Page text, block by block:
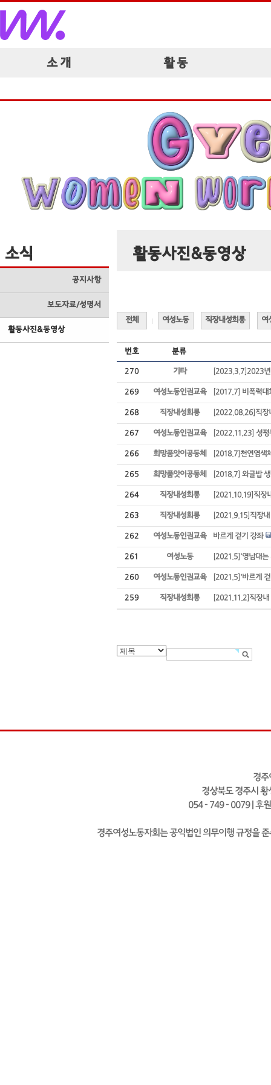
소 개 활 동
소식
공지사항
보도자료/성명서
활동사진&동영상
활동사진&동영상
전체 여성노동 직장내성희롱 여
번호 분류
270 기타 [2023.3.7]2023년
269 여성노동인권교육 [2017.7] 비폭력대
268 직장내성희롱 [2022.08.26]직장
267 여성노동인권교육 [2022.11.23] 성
266 희망품앗이공동체 [2018.7]천연염색
265 희망품앗이공동체 [2018.7] 와글밥
264 직장내성희롱 [2021.10.19]직장
263 직장내성희롱 [2021.9.15]직장
262 여성노동인권교육 바르게 걷기 강좌
261 여성노동 [2021.5]'영남대
260 여성노동인권교육 [2021.5]'바르게
259 직장내성희롱 [2021.11.2]직장
경주
경상북도 경주시
054 - 749 - 0079 | 후
경주여성노동자회는 공익법인 의무이행 규정을